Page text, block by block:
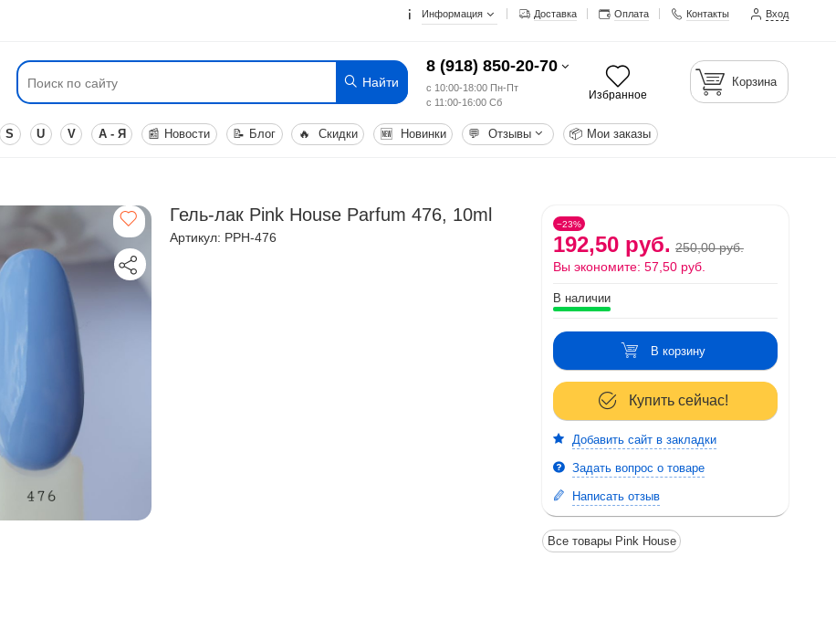
Информация Доставка Оплата Контакты Вход
Найти
8 (918) 850-20-70
с 10:00-18:00 Пн-Пт
с 11:00-16:00 Сб
Избранное
Корзина
S U V А - Я 📰 Новости 📝 Блог 🔥 Скидки 🆕 Новинки 💬 Отзывы 📦 Мои заказы
Гель-лак Pink House Parfum 476, 10ml
Артикул: PPH-476
−23%
192,50 руб. 250,00 руб.
Вы экономите: 57,50 руб.
В наличии
В корзину
Купить сейчас!
Добавить сайт в закладки
Задать вопрос о товаре
Написать отзыв
Все товары Pink House